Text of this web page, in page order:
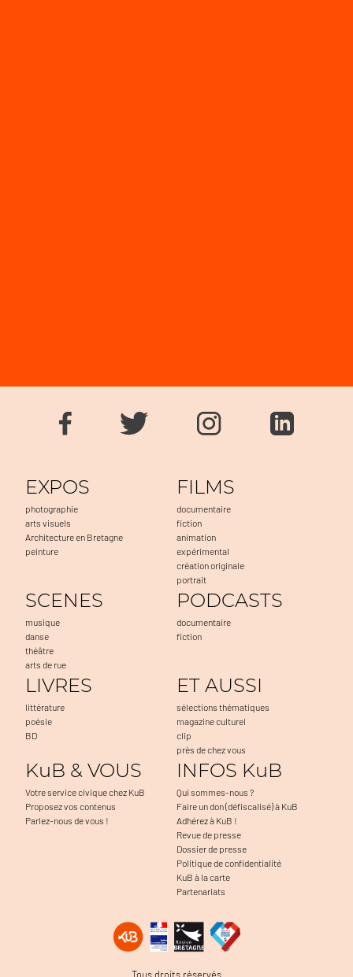
EXPOS
photographie
arts visuels
Architecture en Bretagne
peinture
FILMS
documentaire
fiction
animation
expérimental
création originale
portrait
SCENES
musique
danse
théâtre
arts de rue
PODCASTS
documentaire
fiction
LIVRES
littérature
poésie
BD
ET AUSSI
sélections thématiques
magazine culturel
clip
près de chez vous
KuB & VOUS
Votre service civique chez KuB
Proposez vos contenus
Parlez-nous de vous !
INFOS KuB
Qui sommes-nous ?
Faire un don (défiscalisé) à KuB
Adhérez à KuB !
Revue de presse
Dossier de presse
Politique de confidentialité
KuB à la carte
Partenariats